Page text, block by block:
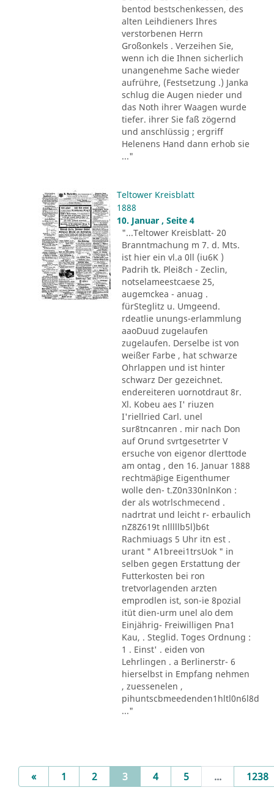
bentod bestschenkessen, des
alten Leihdieners Ihres
verstorbenen Herrn
Großonkels . Verzeihen Sie,
wenn ich die Ihnen sicherlich
unangenehme Sache wieder
aufrühre, (Festsetzung .) Janka
schlug die Augen nieder und
das Noth ihrer Waagen wurde
tiefer. ihrer Sie faß zögernd
und anschlüssig ; ergriff
Helenens Hand dann erhob sie
..."
Teltower Kreisblatt
1888
10. Januar , Seite 4
"...Teltower Kreisblatt- 20
Branntmachung m 7. d. Mts.
ist hier ein vl.a 0ll (iu6K )
Padrih tk. Plei8ch - Zeclin,
notselameestcaese 25,
augemckea - anuag .
fürSteglitz u. Umgeend.
rdeatlie unungs-erlammlung
aaoDuud zugelaufen
zugelaufen. Derselbe ist von
weißer Farbe , hat schwarze
Ohrlappen und ist hinter
schwarz Der gezeichnet.
endereiteren uornotdraut 8r.
Xl. Kobeu aes I' riuzen
I'riellried Carl. unel
sur8tncanren . mir nach Don
auf Orund svrtgesetrter V
ersuche von eigenor dlerttode
am ontag , den 16. Januar 1888
rechtmäβige Eigenthumer
wolle den- t.Z0n330nlnKon :
der als wotrlschmecend .
nadrtrat und leicht r- erbaulich
nZ8Z619t nlllllb5l)b6t
Rachmiuags 5 Uhr itn est .
urant " A1breei1trsUok " in
selben gegen Erstattung der
Futterkosten bei ron
tretvorlagenden arzten
emprodlen ist, son-ie 8pozial
itüt dien-urm unel alo dem
Einjährig- Freiwilligen Pna1
Kau, . Steglid. Toges Ordnung :
1 . Einst' . eiden von
Lehrlingen . a Berlinerstr- 6
hierselbst in Empfang nehmen
, zuessenelen ,
pihuntscbmeedenden1hltl0n6l8d
..."
«Previous
1 2 3(current)
4 5 ... 1238